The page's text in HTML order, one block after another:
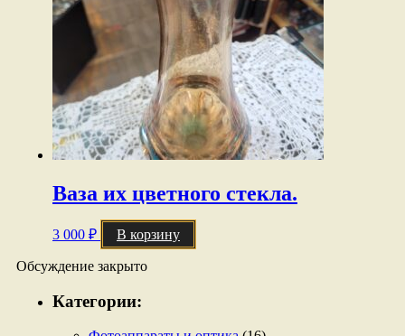
Ваза их цветного стекла.
3 000 ₽ В корзину
Обсуждение закрыто
Категории: